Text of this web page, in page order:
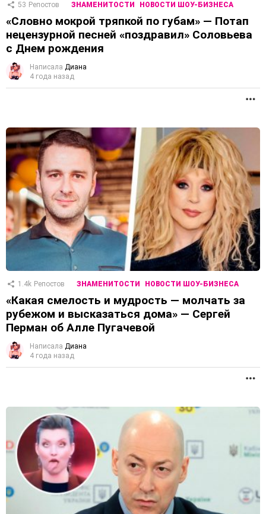
53 Репостов ЗНАМЕНИТОСТИ НОВОСТИ ШОУ-БИЗНЕСА
«Словно мокрой тряпкой по губам» — Потап
нецензурной песней «поздравил» Соловьева
с Днем рождения
Написала Диана
4 года назад
1.4k Репостов ЗНАМЕНИТОСТИ НОВОСТИ ШОУ-БИЗНЕСА
«Какая смелость и мудрость — молчать за
рубежом и высказаться дома» — Сергей
Перман об Алле Пугачевой
Написала Диана
4 года назад